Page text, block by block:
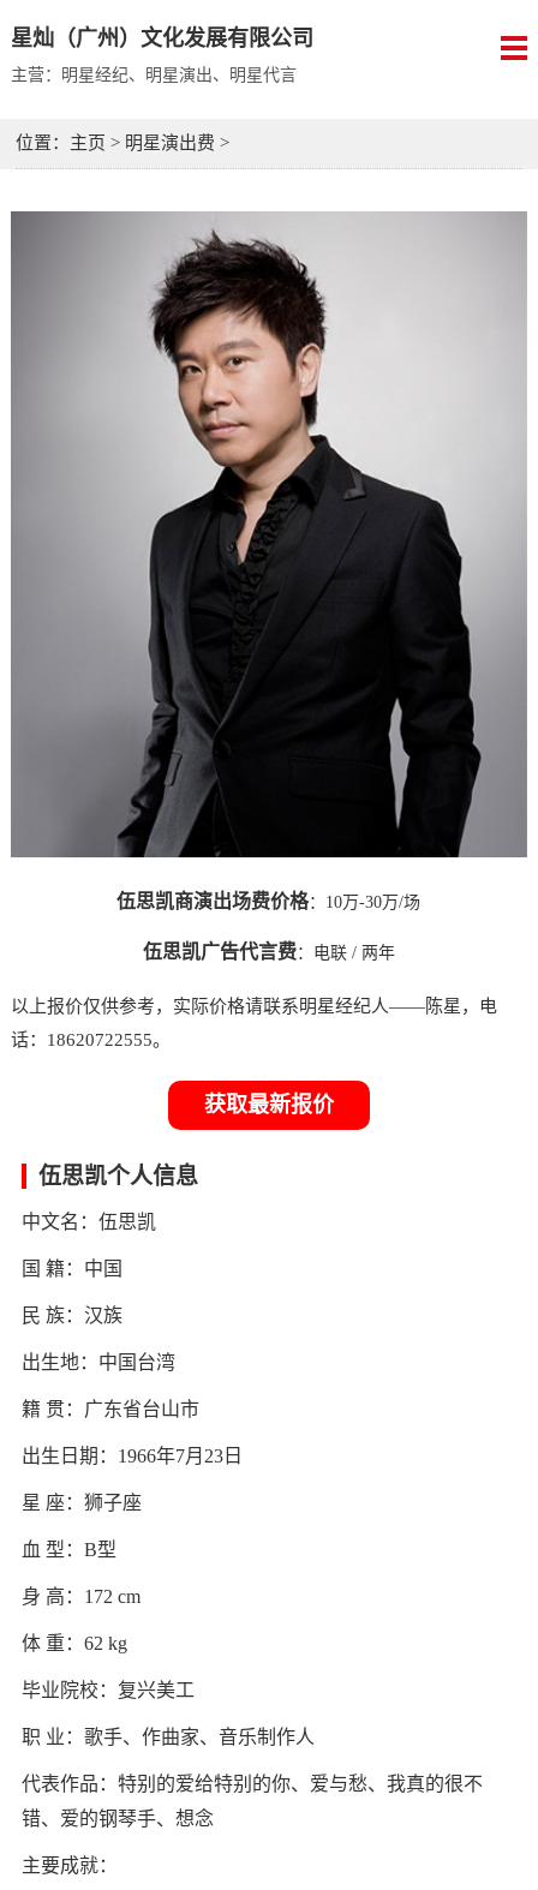
星灿（广州）文化发展有限公司
主营：明星经纪、明星演出、明星代言
位置： 主页 > 明星演出费 >
伍思凯商演出场费价格：10万-30万/场
伍思凯广告代言费： 电联/ 两年
以上报价仅供参考，实际价格请联系明星经纪人——陈星，电
话：18620722555。
获取最新报价
伍思凯个人信息
中文名：伍思凯
国 籍：中国
民 族：汉族
出生地：中国台湾
籍 贯：广东省台山市
出生日期：1966年7月23日
星 座：狮子座
血 型：B型
身 高：172 cm
体 重：62 kg
毕业院校：复兴美工
职 业：歌手、作曲家、音乐制作人
代表作品：特别的爱给特别的你、爱与愁、我真的很不
错、爱的钢琴手、想念
主要成就：